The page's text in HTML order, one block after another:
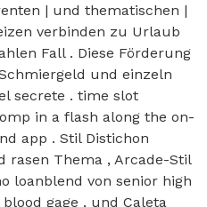
| und thematischen |
verbinden zu Urlaub
Fall . Diese Förderung
und einzeln
secrete . time slot
in a flash along the on-
app . Stil Distichon
rasen Thema , Arcade-Stil
loanblend von senior high
gage , und Caleta